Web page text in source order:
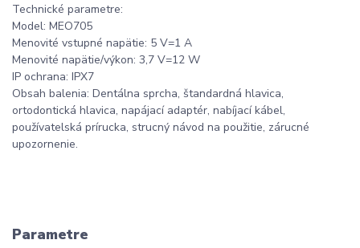
Technické parametre:
Model: MEO705
Menovité vstupné napätie: 5 V=1 A
Menovité napätie/výkon: 3,7 V=12 W
IP ochrana: IPX7
Obsah balenia: Dentálna sprcha, štandardná hlavica,
ortodontická hlavica, napájací adaptér, nabíjací kábel,
používatelská prírucka, strucný návod na použitie, zárucné
upozornenie.
Parametre